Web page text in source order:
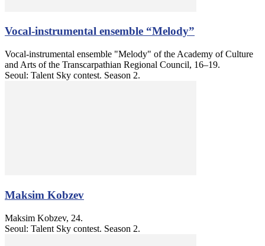
Vocal-instrumental ensemble “Melody”
Vocal-instrumental ensemble "Melody" of the Academy of Culture
and Arts of the Transcarpathian Regional Council, 16–19.
Seoul: Talent Sky contest. Season 2.
Maksim Kobzev
Maksim Kobzev, 24.
Seoul: Talent Sky contest. Season 2.